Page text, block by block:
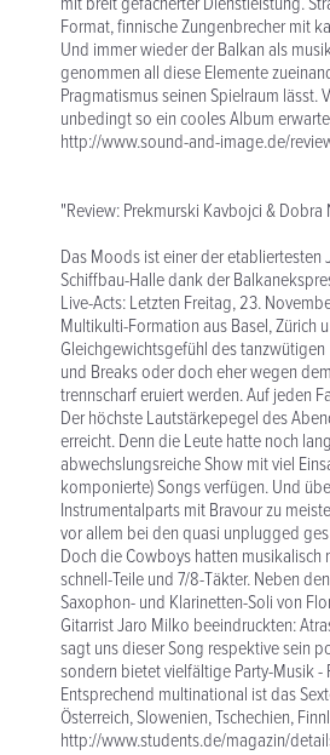
Format, finnische Zungenbrecher mit
Und immer wieder der Balkan als
genommen all diese Elemente
Pragmatismus seinen Spielraum
unbedingt so ein cooles Album
http://www.sound-and-image.de/
"Review: Prekmurski Kavbojci & Dobra
Das Moods ist einer der etabliertesten
Schiffbau-Halle dank der
Live-Acts: Letzten Freitag, 23.
Multikulti-Formation aus Basel, Zürich
Gleichgewichtsgefühl des
und Breaks oder doch eher wegen
trennscharf eruiert werden. Auf jeden
Der höchste Lautstärkepegel des
erreicht. Denn die Leute hatte noch
abwechslungsreiche Show mit viel
komponierte) Songs verfügen. Und
Instrumentalparts mit Bravour zu
vor allem bei den quasi unplugged
Doch die Cowboys hatten
schnell-Teile und 7/8-Täkter. Neben
Saxophon- und Klarinetten-Soli von
Gitarrist Jaro Milko beeindruckten:
sagt uns dieser Song respektive sein
sondern bietet vielfältige Party-Musik -
Entsprechend multinational ist das
Österreich, Slowenien, Tschechien,
http://www.students.de/magazin/